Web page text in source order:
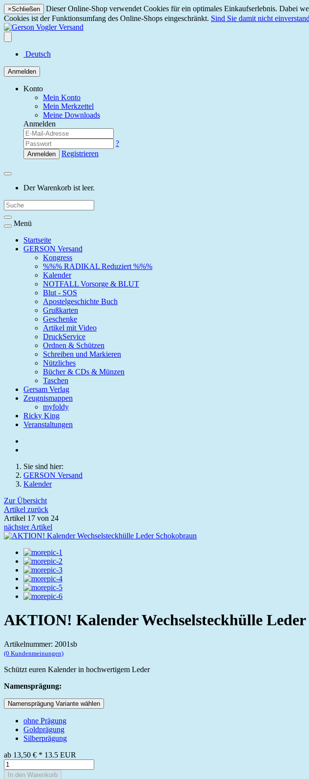
×Schließen
Dieser Online-Shop verwendet Cookies für ein optimales Einkaufserlebnis. Dabei
Cookies ist der Funktionsumfang des Online-Shops eingeschränkt. Sind Sie damit nicht
Deutsch
Anmelden
Konto
Mein Konto
Mein Merkzettel
Meine Downloads
Anmelden
?
Anmelden Registrieren
Der Warenkorb ist leer.
Menü
Startseite
GERSON Versand
Kongress
%%% RADIKAL Reduziert %%%
Kalender
NOTFALL Vorsorge & BLUT
Blut - SOS
Apostelgeschichte Buch
Grußkarten
Geschenke
Artikel mit Video
DruckService
Ordnen & Schützen
Schreiben und Markieren
Nützliches
Bücher & CDs & Münzen
Taschen
Gersam Verlag
Zeugnismappen
myfoldy
Ricky King
Veranstaltungen
Sie sind hier:
GERSON Versand
Kalender
Zur Übersicht
Artikel zurück
Artikel 17 von 24
nächster Artikel
AKTION! Kalender Wechselsteckhülle
Artikelnummer: 2001sb
(0 Kundenmeinungen)
Schützt euren Kalender in hochwertigem Leder
Namensprägung:
Namensprägung Variante wählen
ohne Prägung
Goldprägung
Silberprägung
ab 13,50 € * 13.5 EUR
In den Warenkorb